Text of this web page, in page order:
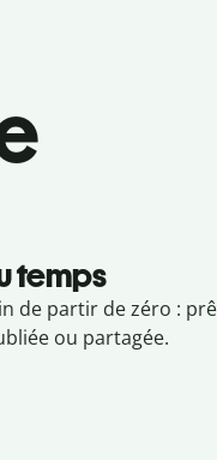
temps
de partir de zéro :
ou partagée.